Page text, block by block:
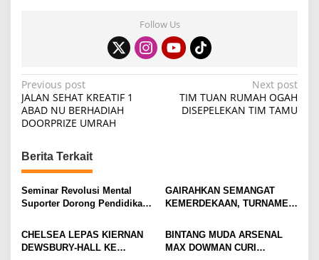
Follow Us
P
o
s
t
n
a
v
i
g
Previous post
JALAN SEHAT KREATIF 1
ABAD NU BERHADIAH
DOORPRIZE UMRAH
Next post
TIM TUAN RUMAH OGAH
DISEPELEKAN TIM TAMU
Berita Terkait
Seminar Revolusi Mental
Suporter Dorong Pendidikan
GAIRAHKAN SEMANGAT
KEMERDEKAAN, TURNAMEN
MOJOKERTO RAYA RESMI
BERGULIR
CHELSEA LEPAS KIERNAN
DEWSBURY-HALL KE
BINTANG MUDA ARSENAL
MAX DOWMAN CURI